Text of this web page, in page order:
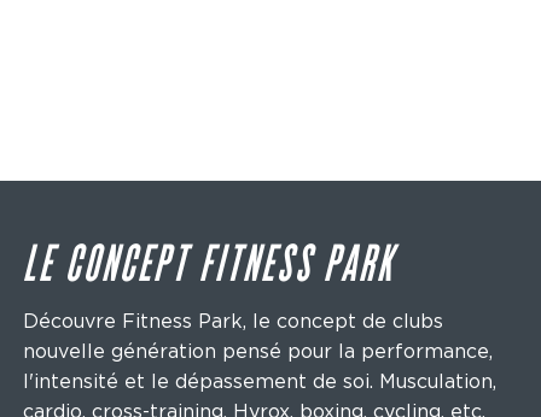
LE CONCEPT FITNESS PARK
Découvre Fitness Park, le concept de clubs
nouvelle génération pensé pour la performance,
l'intensité et le dépassement de soi. Musculation,
cardio, cross-training, Hyrox, boxing, cycling, etc.